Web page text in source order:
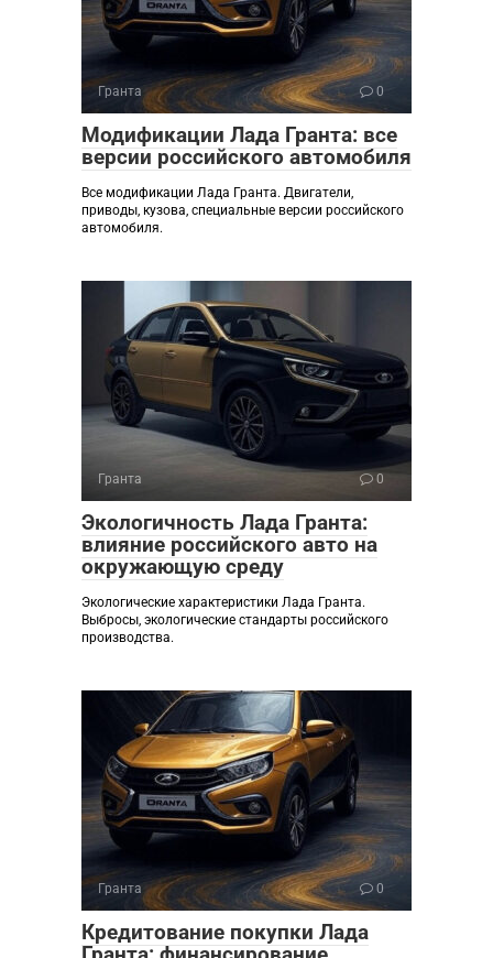
Гранта 0
Модификации Лада Гранта: все
версии российского автомобиля
Все модификации Лада Гранта. Двигатели,
приводы, кузова, специальные версии российского
автомобиля.
Гранта 0
Экологичность Лада Гранта:
влияние российского авто на
окружающую среду
Экологические характеристики Лада Гранта.
Выбросы, экологические стандарты российского
производства.
Гранта 0
Кредитование покупки Лада